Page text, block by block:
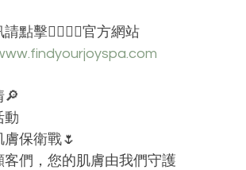
點擊👇🏻👇🏻官方網站
🔎
動
膚保衛戰🌷
客們，您的肌膚由我們守護